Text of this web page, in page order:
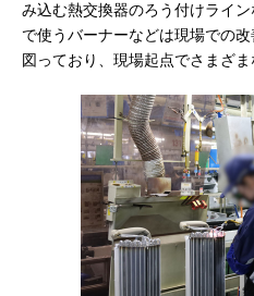
み込む熱交換器のろう付けライ
で使うバーナーなどは現場での
図っており、現場起点でさまざま